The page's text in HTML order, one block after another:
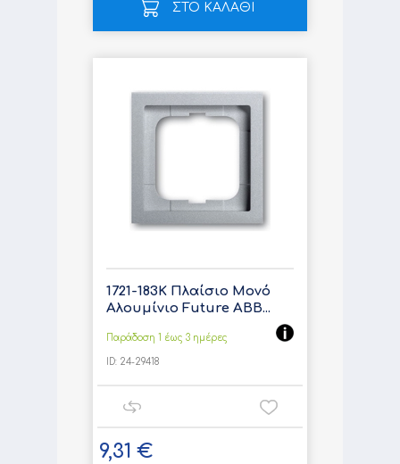
ΣΤΟ ΚΑΛΑΘΙ
1721-183K Πλαίσιο Μονό
Αλουμίνιο Future ABB...
Παράδοση 1 έως 3 ημέρες
ID: 24-29418
9,31 €